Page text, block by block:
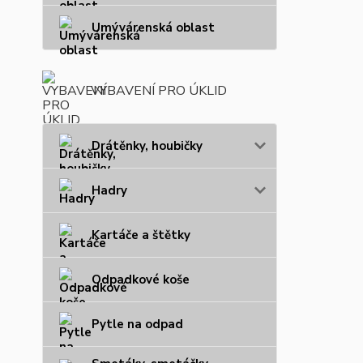
Umývárenská oblast
VYBAVENÍ PRO ÚKLID
Drátěnky, houbičky
Hadry
Kartáče a štětky
Odpadkové koše
Pytle na odpad